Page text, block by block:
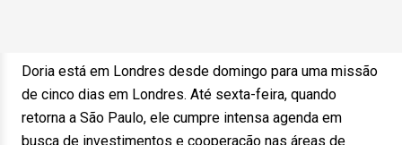
Doria está em Londres desde domingo para uma missão
de cinco dias em Londres. Até sexta-feira, quando
retorna a São Paulo, ele cumpre intensa agenda em
busca de investimentos e cooperação nas áreas de